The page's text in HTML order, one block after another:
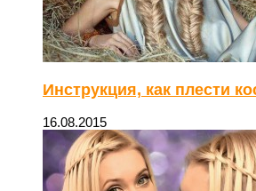
Инструкция, как плести
16.08.2015